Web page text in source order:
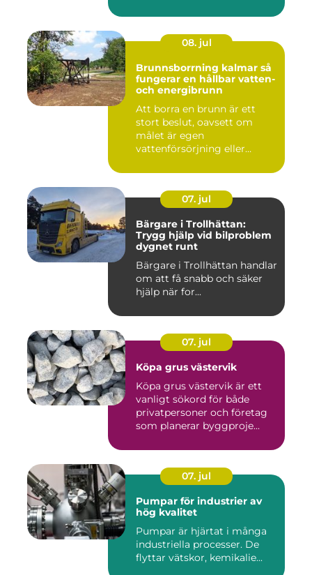
08. jul
Brunnsborrning kalmar så
fungerar en hållbar vatten-
och energibrunn
Att borra en brunn är ett
stort beslut, oavsett om
målet är egen
vattenförsörjning eller
07. jul
Bärgare i Trollhättan:
Trygg hjälp vid bilproblem
dygnet runt
Bärgare i Trollhättan handlar
om att få snabb och säker
hjälp när for...
07. jul
Köpa grus västervik
Köpa grus västervik är ett
vanligt sökord för både
privatpersoner och företag
som planerar byggproje...
07. jul
Pumpar för industrier av
hög kvalitet
Pumpar är hjärtat i många
industriella processer. De
flyttar vätskor, kemikalie...